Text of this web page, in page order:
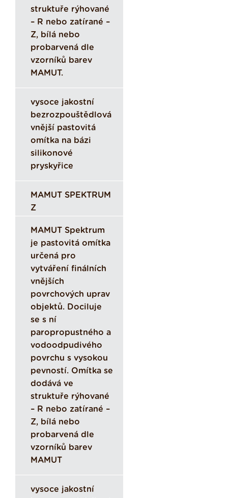
struktuře rýhované
– R nebo zatírané –
Z, bílá nebo
probarvená dle
vzorníků barev
MAMUT.
vysoce jakostní
bezrozpouštědlová
vnější pastovitá
omítka na bázi
silikonové
pryskyřice
MAMUT SPEKTRUM
Z
MAMUT Spektrum
je pastovitá omítka
určená pro
vytváření finálních
vnějších
povrchových uprav
objektů. Dociluje
se s ní
paropropustného a
vodoodpudivého
povrchu s vysokou
pevností. Omítka se
dodává ve
struktuře rýhované
– R nebo zatírané –
Z, bílá nebo
probarvená dle
vzorníků barev
MAMUT
vysoce jakostní